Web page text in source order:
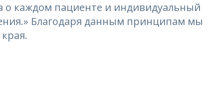
каждом пациенте и индивидуальный
Благодаря данным принципам мы